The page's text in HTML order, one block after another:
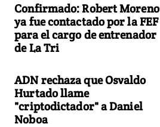
Confirmado: Robert Moreno
ya fue contactado por la FEF
para el cargo de entrenador
de La Tri
ADN rechaza que Osvaldo
Hurtado llame
"criptodictador" a Daniel
Noboa